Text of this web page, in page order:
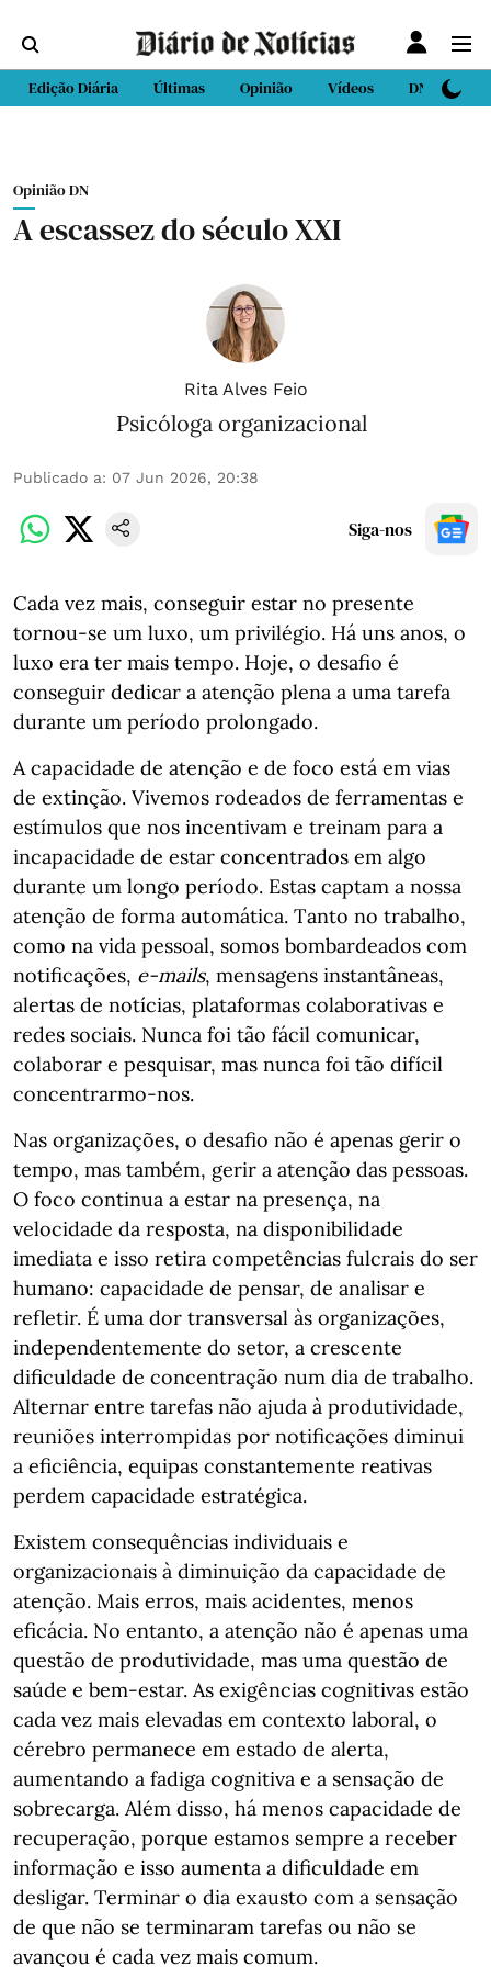
Edição Diária Últimas Opinião Vídeos DN Sport
Opinião DN
A escassez do século XXI
Rita Alves Feio
Psicóloga organizacional
Publicado a: 07 Jun 2026, 20:38
Siga-nos
Cada vez mais, conseguir estar no presente
tornou-se um luxo, um privilégio. Há uns anos, o
luxo era ter mais tempo. Hoje, o desafio é
conseguir dedicar a atenção plena a uma tarefa
durante um período prolongado.
A capacidade de atenção e de foco está em vias
de extinção. Vivemos rodeados de ferramentas e
estímulos que nos incentivam e treinam para a
incapacidade de estar concentrados em algo
durante um longo período. Estas captam a nossa
atenção de forma automática. Tanto no trabalho,
como na vida pessoal, somos bombardeados com
notificações, e-mails, mensagens instantâneas,
alertas de notícias, plataformas colaborativas e
redes sociais. Nunca foi tão fácil comunicar,
colaborar e pesquisar, mas nunca foi tão difícil
concentrarmo-nos.
Nas organizações, o desafio não é apenas gerir o
tempo, mas também, gerir a atenção das pessoas.
O foco continua a estar na presença, na
velocidade da resposta, na disponibilidade
imediata e isso retira competências fulcrais do ser
humano: capacidade de pensar, de analisar e
refletir. É uma dor transversal às organizações,
independentemente do setor, a crescente
dificuldade de concentração num dia de trabalho.
Alternar entre tarefas não ajuda à produtividade,
reuniões interrompidas por notificações diminui
a eficiência, equipas constantemente reativas
perdem capacidade estratégica.
Existem consequências individuais e
organizacionais à diminuição da capacidade de
atenção. Mais erros, mais acidentes, menos
eficácia. No entanto, a atenção não é apenas uma
questão de produtividade, mas uma questão de
saúde e bem-estar. As exigências cognitivas estão
cada vez mais elevadas em contexto laboral, o
cérebro permanece em estado de alerta,
aumentando a fadiga cognitiva e a sensação de
sobrecarga. Além disso, há menos capacidade de
recuperação, porque estamos sempre a receber
informação e isso aumenta a dificuldade em
desligar. Terminar o dia exausto com a sensação
de que não se terminaram tarefas ou não se
avançou é cada vez mais comum.